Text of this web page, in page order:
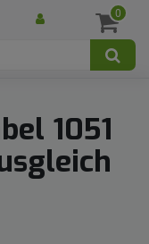
0
1051